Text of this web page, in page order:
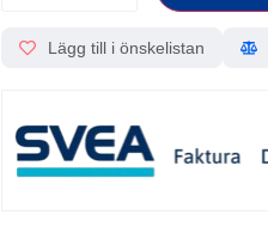
Lägg till i önskelistan